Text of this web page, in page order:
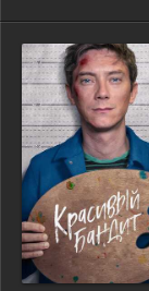
случая в
на
результате
находящиеся на
ликвидации.